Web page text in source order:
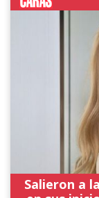
Salieron a